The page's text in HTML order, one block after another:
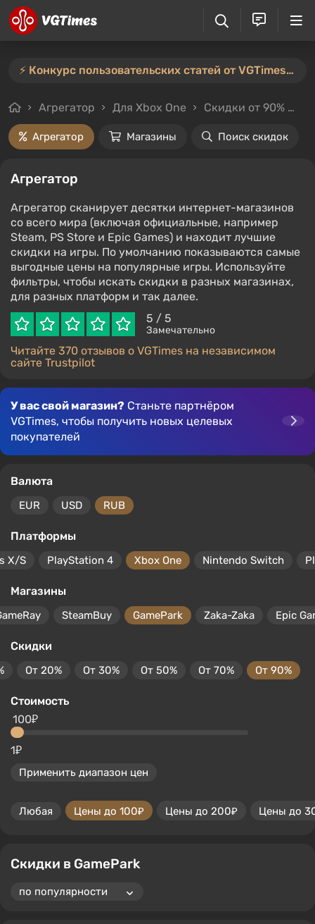
⚡️ Конкурс пользовательских статей от VGTimes продлён — участвуйте тут ⚡️
Агрегатор Для Xbox One Скидки от 90%
Агрегатор Магазины Поиск скидок
Агрегатор
Агрегатор сканирует десятки интернет-магазинов
со всего мира (включая официальные, например
Steam, PS Store и Epic Games) и находит лучшие
скидки на игры. По умолчанию показываются самые
выгодные цены на популярные игры. Используйте
фильтры, чтобы искать скидки в разных магазинах,
для разных платформ и так далее.
5 / 5
Замечательно
Читайте 370 отзывов о VGTimes на независимом
сайте Trustpilot
У вас свой магазин? Станьте партнёром
VGTimes, чтобы получить новых целевых
покупателей
Валюта
EUR USD RUB
Платформы
X/S PlayStation 4 Xbox One Nintendo Switch
Магазины
SteamBuy GamePark Zaka-Zaka Epic
Скидки
От 20% От 30% От 50% От 70% От 90%
Стоимость
1₽
100₽
Применить диапазон цен
Любая Цены до 100₽ Цены до 200₽ Цены до
Скидки в GamePark